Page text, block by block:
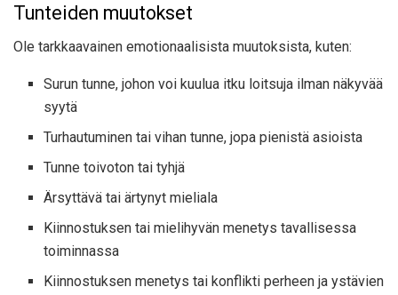
Tunteiden muutokset
Ole tarkkaavainen emotionaalisista muutoksista, kuten:
Surun tunne, johon voi kuulua itku loitsuja ilman näkyvää
syytä
Turhautuminen tai vihan tunne, jopa pienistä asioista
Tunne toivoton tai tyhjä
Ärsyttävä tai ärtynyt mieliala
Kiinnostuksen tai mielihyvän menetys tavallisessa
toiminnassa
Kiinnostuksen menetys tai konflikti perheen ja ystävien